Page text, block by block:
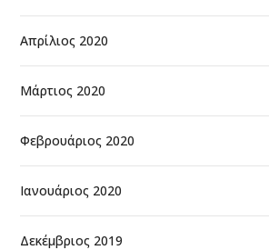
Απρίλιος 2020
Μάρτιος 2020
Φεβρουάριος 2020
Ιανουάριος 2020
Δεκέμβριος 2019